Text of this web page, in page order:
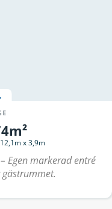
x 3,9m
Egen markerad entré